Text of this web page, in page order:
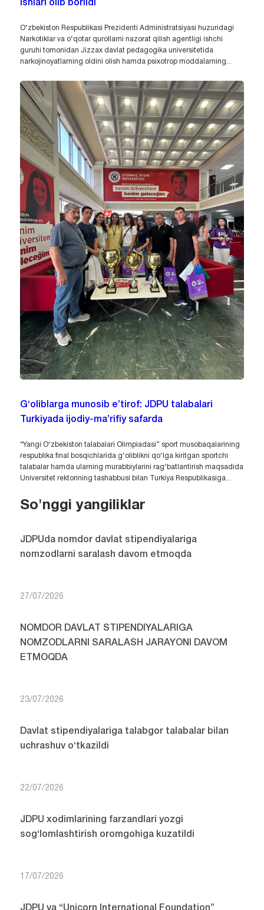
ishlari olib borildi
O‘zbekiston Respublikasi Prezidenti Administratsiyasi huzuridagi
Narkotiklar va o‘qotar qurollarni nazorat qilish agentligi ishchi
guruhi tomonidan Jizzax davlat pedagogika universitetida
narkojinoyatlarning oldini olish hamda psixotrop moddalarning...
G‘oliblarga munosib e’tirof: JDPU talabalari
Turkiyada ijodiy-ma’rifiy safarda
“Yangi O‘zbekiston talabalari Olimpiadasi” sport musobaqalarining
respublika final bosqichlarida g‘oliblikni qo‘lga kiritgan sportchi
talabalar hamda ularning murabbiylarini rag‘batlantirish maqsadida
Universitet rektorining tashabbusi bilan Turkiya Respublikasiga...
So'nggi yangiliklar
JDPUda nomdor davlat stipendiyalariga
nomzodlarni saralash davom etmoqda
27/07/2026
NOMDOR DAVLAT STIPENDIYALARIGA
NOMZODLARNI SARALASH JARAYONI DAVOM
ETMOQDA
23/07/2026
Davlat stipendiyalariga talabgor talabalar bilan
uchrashuv o‘tkazildi
22/07/2026
JDPU xodimlarining farzandlari yozgi
sog‘lomlashtirish oromgohiga kuzatildi
17/07/2026